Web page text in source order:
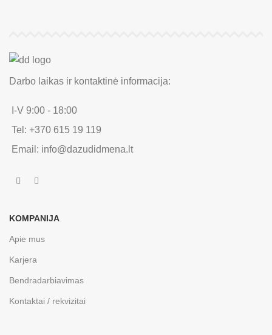
Darbo laikas ir kontaktinė informacija:
I-V 9:00 - 18:00
Tel: +370 615 19 119
Email: info@dazudidmena.lt
KOMPANIJA
Apie mus
Karjera
Bendradarbiavimas
Kontaktai / rekvizitai